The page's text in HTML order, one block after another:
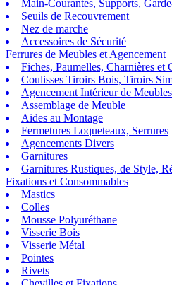
Main-Courantes, Supports,
Seuils de Recouvrement
Nez de marche
Accessoires de Sécurité
Ferrures de Meubles et Agencement
Fiches, Paumelles, Charnières et
Coulisses Tiroirs Bois, Tiroirs
Agencement Intérieur de
Assemblage de Meuble
Aides au Montage
Fermetures Loqueteaux, Serrures
Agencements Divers
Garnitures
Garnitures Rustiques, de Style,
Fixations et Consommables
Mastics
Colles
Mousse Polyuréthane
Visserie Bois
Visserie Métal
Pointes
Rivets